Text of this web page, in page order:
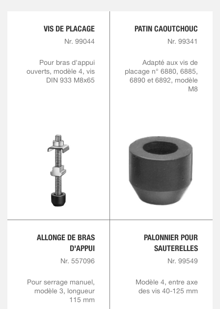
VIS DE PLACAGE
Nr. 99044
Pour bras d'appui
ouverts, modèle 4, vis
DIN 933 M8x65
PATIN CAOUTCHOUC
Nr. 99341
Adapté aux vis de
placage n° 6880, 6885,
6890 et 6892, modèle
M8
ALLONGE DE BRAS
D'APPUI
Nr. 557096
Pour serrage manuel,
modèle 3, longueur
115 mm
PALONNIER POUR
SAUTERELLES
Nr. 99549
Modèle 4, entre axe
des vis 40-125 mm